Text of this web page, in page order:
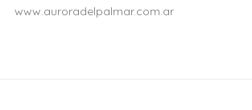
www.auroradelpalmar.com.ar